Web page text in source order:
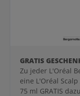
GRATIS
Zu jeder L'Oréal
eine L'Oréal
75 ml GRATIS